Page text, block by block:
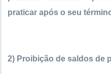
praticar após o seu
2) Proibição de saldos de